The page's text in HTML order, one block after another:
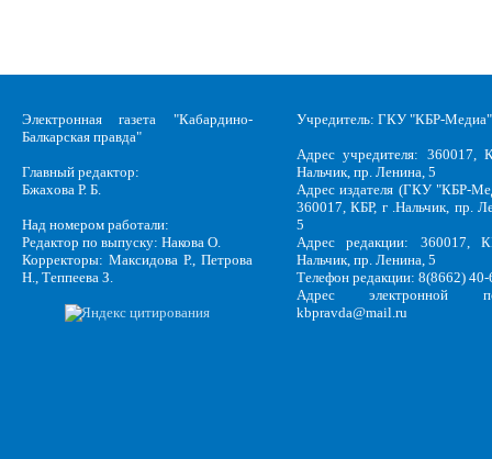
Электронная газета "Кабардино-
Балкарская правда"
Главный редактор:
Бжахова Р. Б.
Над номером работали:
Редактор по выпуску: Накова О.
Корректоры: Максидова Р., Петрова
Н., Теппеева З.
Учредитель: ГКУ "КБР-Медиа"
Адрес учредителя: 360017,
Нальчик, пр. Ленина, 5
Адрес издателя (ГКУ "КБР-
360017, КБР, г .Нальчик, пр.
5
Адрес редакции: 360017,
Нальчик, пр. Ленина, 5
Телефон редакции: 8(8662)
Адрес электронной
kbpravda@mail.ru